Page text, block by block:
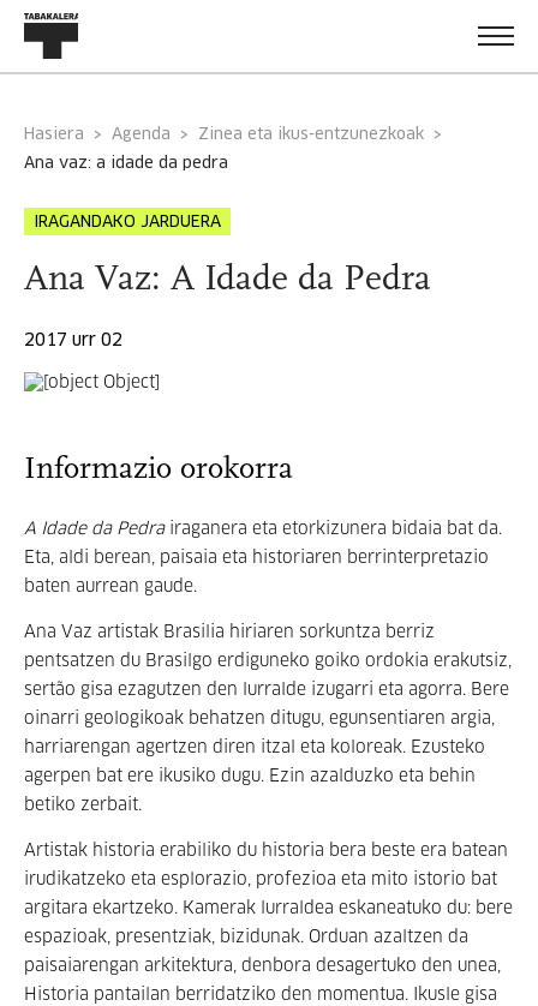
Hasiera Agenda
Zinea eta ikus-entzunezkoak
ana vaz: a idade da pedra
IRAGANDAKO JARDUERA
Ana Vaz: A Idade da Pedra
2017 urr 02
Informazio orokorra
A Idade da Pedrairaganera eta etorkizunera bidaia bat da.
Eta, aldi berean, paisaia eta historiaren berrinterpretazio
baten aurrean gaude.
Ana Vaz artistak Brasilia hiriaren sorkuntza berriz
pentsatzen du Brasilgo erdiguneko goiko ordokia erakutsiz,
sertão gisa ezagutzen den lurralde izugarri eta agorra. Bere
oinarri geologikoak behatzen ditugu, egunsentiaren argia,
harriarengan agertzen diren itzal eta koloreak. Ezusteko
agerpen bat ere ikusiko dugu. Ezin azalduzko eta behin
betiko zerbait.
Artistak historia erabiliko du historia bera beste era batean
irudikatzeko eta esplorazio, profezioa eta mito istorio bat
argitara ekartzeko. Kamerak lurraldea eskaneatuko du: bere
espazioak, presentziak, bizidunak. Orduan azaltzen da
paisaiarengan arkitektura, denbora desagertuko den unea,
Historia pantailan berridatziko den momentua. Ikusle gisa